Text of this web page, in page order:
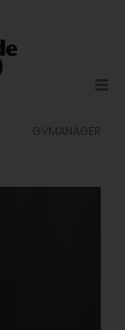
GVMANAGER